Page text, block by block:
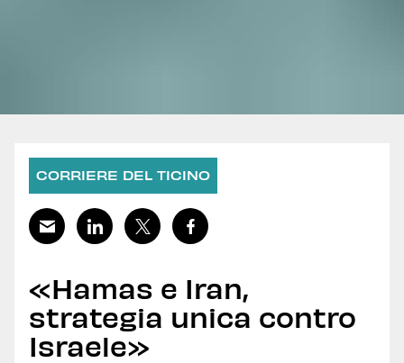
CORRIERE DEL TICINO
«Hamas e Iran,
strategia unica contro
Israele»